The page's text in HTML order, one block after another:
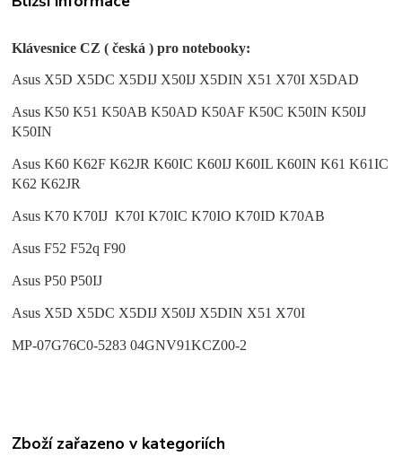
Klávesnice CZ ( česká ) pro notebooky:
Asus X5D X5DC X5DIJ X50IJ X5DIN X51 X70I X5DAD
Asus K50 K51 K50AB K50AD K50AF K50C K50IN K50IJ
K50IN
Asus K60 K62F K62JR K60IC K60IJ K60IL K60IN K61 K61IC
K62 K62JR
Asus K70 K70IJ K70I K70IC K70IO K70ID K70AB
Asus F52 F52q F90
Asus P50 P50IJ
Asus X5D X5DC X5DIJ X50IJ X5DIN X51 X70I
MP-07G76C0-5283 04GNV91KCZ00-2
Zboží zařazeno v kategoriích